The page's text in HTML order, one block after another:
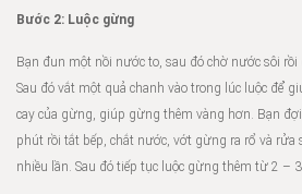
Bước 2: Luộc gừng
Bạn đun một nồi nước to, sau đó chờ nước sôi
Sau đó vắt một quả chanh vào trong lúc luộc để
cay của gừng, giúp gừng thêm vàng hơn. Bạn
phút rồi tắt bếp, chắt nước, vớt gừng ra rổ và rửa
nhiều lần. Sau đó tiếp tục luộc gừng thêm từ 2 –